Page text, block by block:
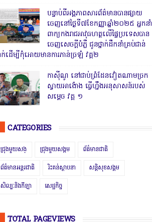
បន្ទាប់ពីអង្គភាពសារព័ត៌មានបានផ្សាយ
ចេញនៅថ្ងៃទី៧ខែកញ្ញាឆ្នាំ២០២៥ អ្នកនាំ
ពាក្យកងរាជអាវុធហត្ថលើផ្ទៃប្រទេសបាន
ចេញសេចក្តីបំភ្លឺ ជូនថ្នាក់ដឹកនាំគ្រប់ជាន់
ាក់ដើម្បីកុំអោយមានការភាន់ច្រឡំ វគ្គ២
កាសុីណូ នៅជាប់ព្រំដែនវៀតណាមច្រក
ស្វាយអាង៉ោង ធ្វើហ្នឹងអនុសាសន៍របស់
សម្ដេច វគ្គ ១
CATEGORIES
ជ្រុងមួយសង្ ជ្រុងមួយសង្គម ព័ត៌មានជាតិ
ព័ត៌មានអន្តរជាតិ រិះគន់ស្ថាបនា សន្តិសុខសង្គម
សិល្បៈនិងកីឡា សេដ្ឋកិច្ច
TOTAL PAGEVIEWS